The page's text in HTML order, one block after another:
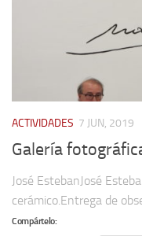
ACTIVIDADES 7 JUN, 2019
Galería
José EstebanJosé
cerámico.Entrega de
Compártelo: